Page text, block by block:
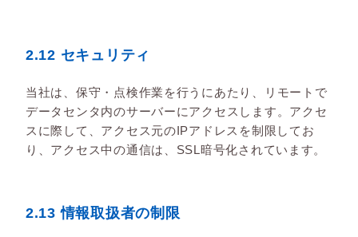
2.12 セキュリティ
当社は、保守・点検作業を行うにあたり、リモートで
データセンタ内のサーバーにアクセスします。アクセ
スに際して、アクセス元のIPアドレスを制限してお
り、アクセス中の通信は、SSL暗号化されています。
2.13 情報取扱者の制限